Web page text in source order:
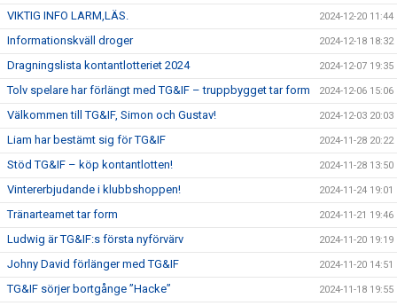
VIKTIG INFO LARM,LÄS. 2024-12-20 11:44
Informationskväll droger 2024-12-18 18:32
Dragningslista kontantlotteriet 2024 2024-12-07 19:35
Tolv spelare har förlängt med TG&IF – truppbygget tar form 2024-12-06 15:06
Välkommen till TG&IF, Simon och Gustav! 2024-12-03 20:03
Liam har bestämt sig för TG&IF 2024-11-28 20:22
Stöd TG&IF – köp kontantlotten! 2024-11-28 13:50
Vintererbjudande i klubbshoppen! 2024-11-24 19:01
Tränarteamet tar form 2024-11-21 19:46
Ludwig är TG&IF:s första nyförvärv 2024-11-20 19:19
Johny David förlänger med TG&IF 2024-11-20 14:51
TG&IF sörjer bortgånge ”Hacke” 2024-11-18 19:55